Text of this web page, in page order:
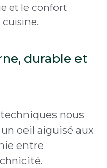
et le confort
durable et
nous
oeil aiguisé aux
entre